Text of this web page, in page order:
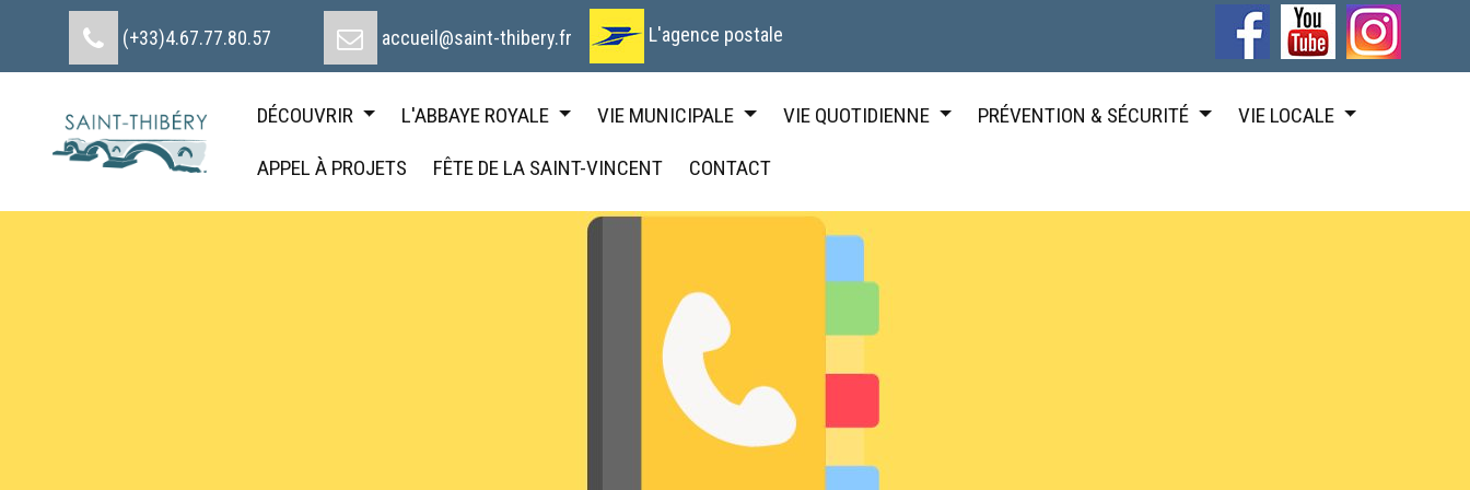
(+33)4.67.77.80.57 accueil@saint-thibery.fr L'agence postale
DÉCOUVRIR L'ABBAYE ROYALE VIE MUNICIPALE VIE QUOTIDIENNE PRÉVENTION & SÉCURITÉ VIE LOCALE
APPEL À PROJETS FÊTE DE LA SAINT-VINCENT CONTACT
Cookies management panel